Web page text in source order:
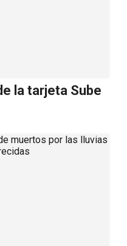
la tarjeta Sube